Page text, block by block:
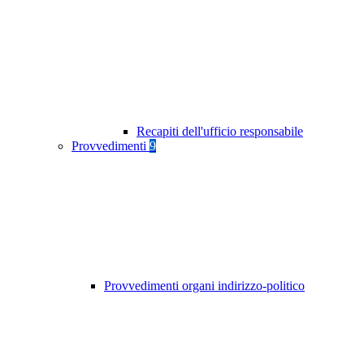
Recapiti dell'ufficio responsabile
Provvedimenti 9
Provvedimenti organi indirizzo-politico